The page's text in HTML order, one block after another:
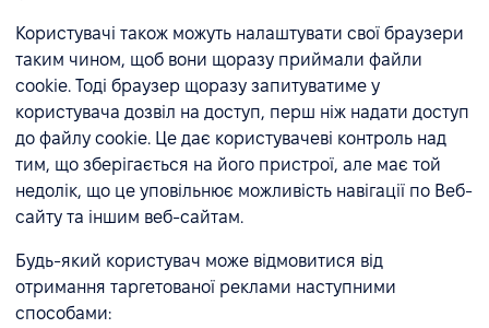
Користувачі також можуть налаштувати свої браузери
таким чином, щоб вони щоразу приймали файли
cookie. Тоді браузер щоразу запитуватиме у
користувача дозвіл на доступ, перш ніж надати доступ
до файлу cookie. Це дає користувачеві контроль над
тим, що зберігається на його пристрої, але має той
недолік, що це уповільнює можливість навігації по Веб-
сайту та іншим веб-сайтам.
Будь-який користувач може відмовитися від
отримання таргетованої реклами наступними
способами: